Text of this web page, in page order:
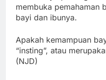
membuka pemahaman
bayi dan ibunya.
Apakah kemampuan
“insting”, atau
(NJD)